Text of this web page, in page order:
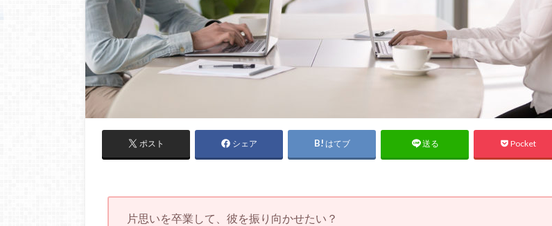
ポスト シェア はてブ 送る Pocket
片思いを卒業して、彼を振り向かせたい？